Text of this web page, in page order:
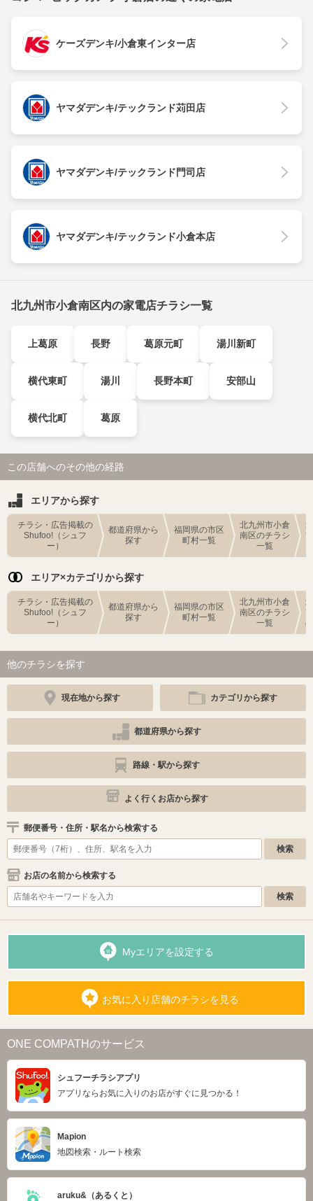
ケーズデンキ/小倉東インター店
ヤマダデンキ/テックランド苅田店
ヤマダデンキ/テックランド門司店
ヤマダデンキ/テックランド小倉本店
北九州市小倉南区内の家電店チラシ一覧
上葛原 長野 葛原元町 湯川新町
横代東町 湯川 長野本町 安部山
横代北町 葛原
この店舗へのその他の経路
エリアから探す
チラシ・広告掲載の
Shufoo!（シュフ
ー）
都道府県から
探す
福岡県の市区
町村一覧
北九州市小倉
南区のチラシ
一覧
エリア×カテゴリから探す
チラシ・広告掲載の
Shufoo!（シュフ
ー）
都道府県から
探す
福岡県の市区
町村一覧
北九州市小倉
南区のチラシ
一覧
他のチラシを探す
現在地から探す カテゴリから探す
都道府県から探す
路線・駅から探す
よく行くお店から探す
郵便番号・住所・駅名から検索する
お店の名前から検索する
Myエリアを設定する
お気に入り店舗のチラシを見る
ONE COMPATHのサービス
シュフーチラシアプリ
アプリならお気に入りのお店がすぐに見つかる！
Mapion
地図検索・ルート検索
aruku&（あるくと）